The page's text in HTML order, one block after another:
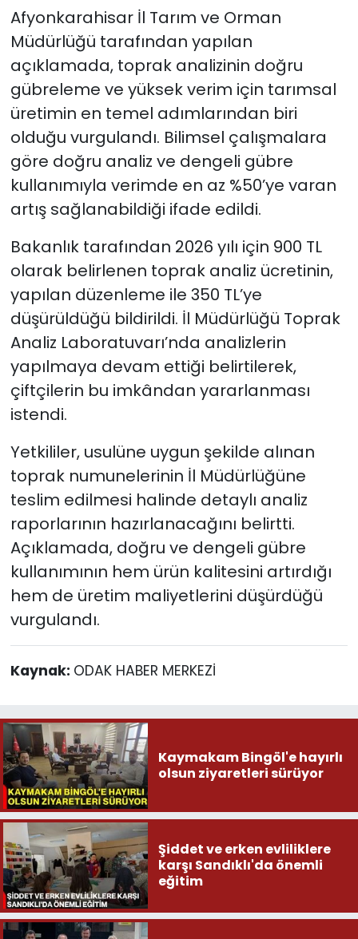
Afyonkarahisar İl Tarım ve Orman
Müdürlüğü tarafından yapılan
açıklamada, toprak analizinin doğru
gübreleme ve yüksek verim için tarımsal
üretimin en temel adımlarından biri
olduğu vurgulandı. Bilimsel çalışmalara
göre doğru analiz ve dengeli gübre
kullanımıyla verimde en az %50’ye varan
artış sağlanabildiği ifade edildi.
Bakanlık tarafından 2026 yılı için 900 TL
olarak belirlenen toprak analiz ücretinin,
yapılan düzenleme ile 350 TL’ye
düşürüldüğü bildirildi. İl Müdürlüğü Toprak
Analiz Laboratuvarı’nda analizlerin
yapılmaya devam ettiği belirtilerek,
çiftçilerin bu imkândan yararlanması
istendi.
Yetkililer, usulüne uygun şekilde alınan
toprak numunelerinin İl Müdürlüğüne
teslim edilmesi halinde detaylı analiz
raporlarının hazırlanacağını belirtti.
Açıklamada, doğru ve dengeli gübre
kullanımının hem ürün kalitesini artırdığı
hem de üretim maliyetlerini düşürdüğü
vurgulandı.
Kaynak: ODAK HABER MERKEZİ
Kaymakam Bingöl'e hayırlı
olsun ziyaretleri sürüyor
Şiddet ve erken evliliklere
karşı Sandıklı'da önemli
eğitim